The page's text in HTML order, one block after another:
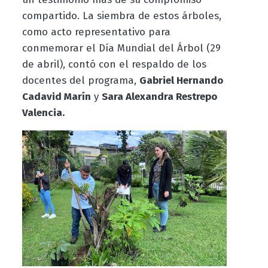
compartido. La siembra de estos árboles,
como acto representativo para
conmemorar el Día Mundial del Árbol (29
de abril), contó con el respaldo de los
docentes del programa, Gabriel Hernando
Cadavid Marín y Sara Alexandra Restrepo
Valencia.